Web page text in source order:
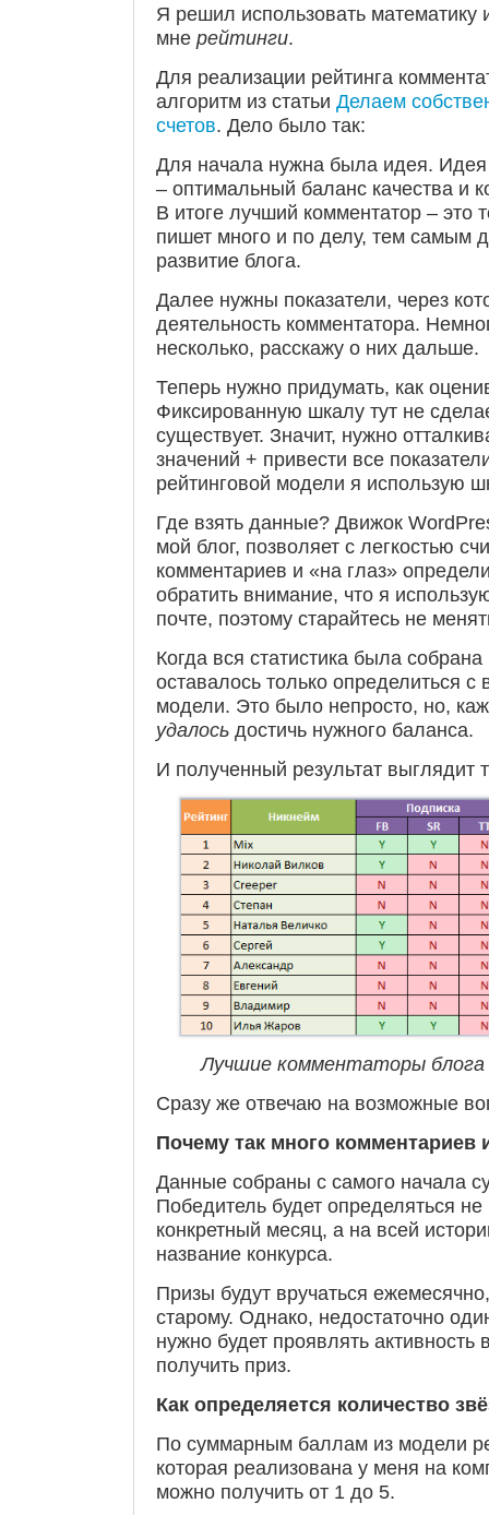
Я решил использовать
мне рейтинги.
Для реализации рейтинга
алгоритм из статьи Делаем
счетов. Дело было так:
Для начала нужна была идея. Идея
– оптимальный баланс качества и
В итоге лучший комментатор – это
пишет много и по делу, тем самым
развитие блога.
Далее нужны показатели, через
деятельность комментатора.
несколько, расскажу о них дальше.
Теперь нужно придумать, как
Фиксированную шкалу тут не
существует. Значит, нужно
значений + привести все
рейтинговой модели я использую
Где взять данные? Движок
мой блог, позволяет с легкостью
комментариев и «на глаз»
обратить внимание, что я
почте, поэтому старайтесь не
Когда вся статистика была
оставалось только определиться
модели. Это было непросто, но,
удалось достичь нужного баланса.
И полученный результат выглядит
Лучшие комментаторы
Сразу же отвечаю на возможные
Почему так много комментариев
Данные собраны с самого начала
Победитель будет определяться не
конкретный месяц, а на всей
название конкурса.
Призы будут вручаться
старому. Однако, недостаточно
нужно будет проявлять активность
получить приз.
Как определяется количество
По суммарным баллам из модели
которая реализована у меня на
можно получить от 1 до 5.